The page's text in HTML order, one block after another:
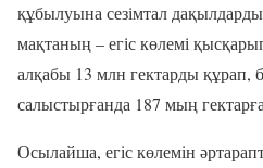
құбылуына сезімтал
мақтаның – егіс көлемі
алқабы 13 млн гектарды
салыстырғанда 187 мың
Осылайша, егіс көлемін